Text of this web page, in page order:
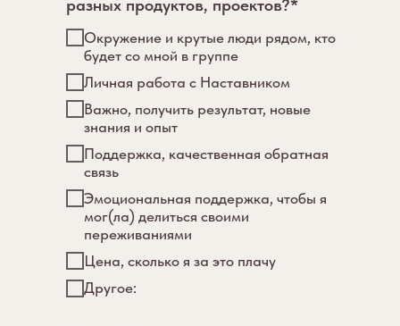
разных продуктов, проектов?*
Окружение и крутые люди рядом, кто
будет со мной в группе
Личная работа с Наставником
Важно, получить результат, новые
знания и опыт
Поддержка, качественная обратная
связь
Эмоциональная поддержка, чтобы я
мог(ла) делиться своими
переживаниями
Цена, сколько я за это плачу
Другое: